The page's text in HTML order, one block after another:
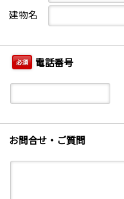
建物名
必須 電話番号
お問合せ・ご質問